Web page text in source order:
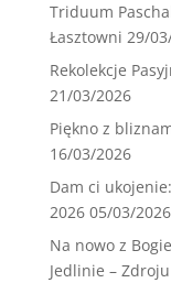
Triduum
Łasztowni 29/
Rekolekcje
21/03/2026
Piękno z
16/03/2026
Dam ci
2026 05/03/2026
Na nowo z
Jedlinie – Zdroju